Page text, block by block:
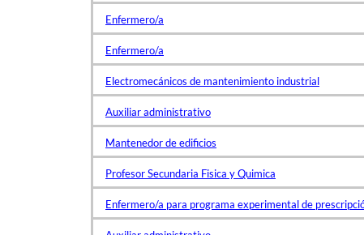
Enfermero/a
Enfermero/a
Electromecánicos de mantenimiento industrial
Auxiliar administrativo
Mantenedor de edificios
Profesor Secundaria Fisica y Quimica
Enfermero/a para programa experimental de